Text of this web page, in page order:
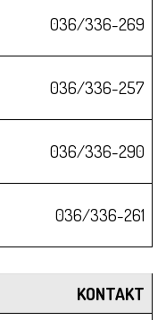
036/336-269
036/336-257
036/336-290
036/336-261
KONTAKT